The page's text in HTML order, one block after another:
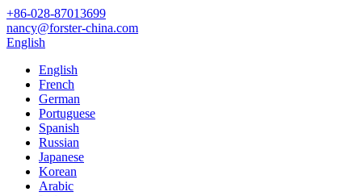
+86-028-87013699
nancy@forster-china.com
English
English
French
German
Portuguese
Spanish
Russian
Japanese
Korean
Arabic